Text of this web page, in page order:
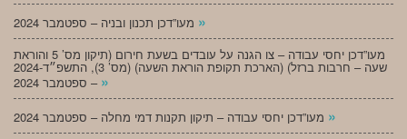
»
מעו”דכן יחסי עבודה – צו הגנה על עובדים בשעת חירום (תיקון מס’ 5 והוראת
שעה – חרבות ברזל) (הארכת תקופת הוראת השעה) (מס’ 3), התשפ״ד-2024
– ספטמבר 2024 »
»